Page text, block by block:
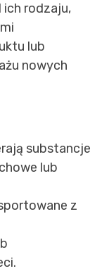
ich rodzaju,
lub
nowych
substancje
lub
z